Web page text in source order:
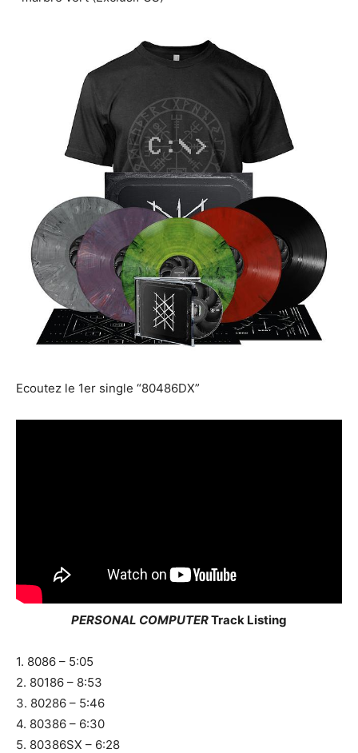
Ecoutez le 1er single “80486DX”
PERSONAL COMPUTERTrack Listing
1. 8086 – 5:05
2. 80186 – 8:53
3. 80286 – 5:46
4. 80386 – 6:30
5. 80386SX – 6:28